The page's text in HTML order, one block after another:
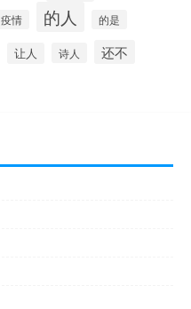
疫情 的人 的是
让人 诗人
还不